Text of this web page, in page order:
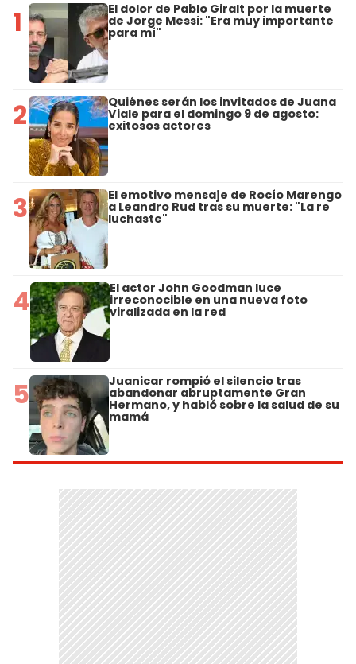
1 El dolor de Pablo Giralt por la muerte
de Jorge Messi: "Era muy importante
para mí"
2 Quiénes serán los invitados de Juana
Viale para el domingo 9 de agosto:
exitosos actores
3 El emotivo mensaje de Rocío Marengo
a Leandro Rud tras su muerte: "La re
luchaste"
4 El actor John Goodman luce
irreconocible en una nueva foto
viralizada en la red
5 Juanicar rompió el silencio tras
abandonar abruptamente Gran
Hermano, y habló sobre la salud de su
mamá